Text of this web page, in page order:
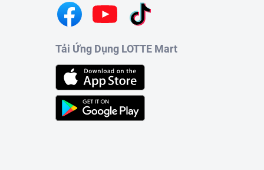
Tải Ứng Dụng LOTTE Mart